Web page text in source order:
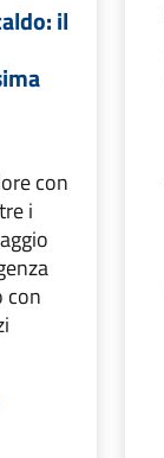
il
con
i
con